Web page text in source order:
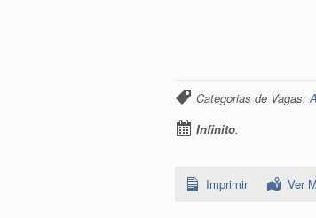
Categorias de Vagas:
Infinito.
Imprimir Ver